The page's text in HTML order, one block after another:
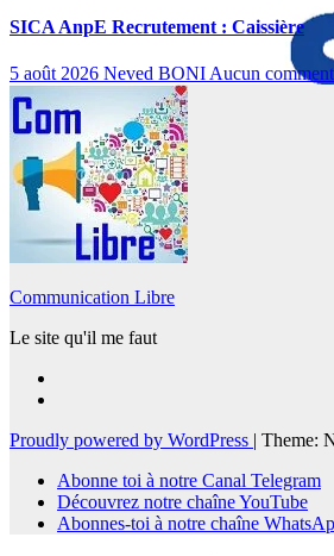
SICA AnpE Recrutement : Caissière
5 août 2026 Neved BONI Aucun
Communication Libre
Le site qu'il me faut
Proudly powered by WordPress | Theme:
Abonne toi à notre Canal Telegram
Découvrez notre chaîne YouTube
Abonnes-toi à notre chaîne